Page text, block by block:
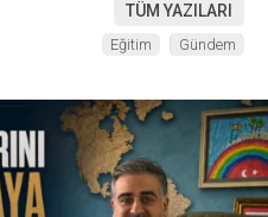
TÜM YAZILARI
Eğitim Gündem